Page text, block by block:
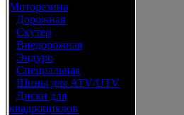
Моторезина
Дорожная
Скутер
Внедорожная
Эндуро
Специальная
Шины для ATV/UTV
Диски для
квадроциклов